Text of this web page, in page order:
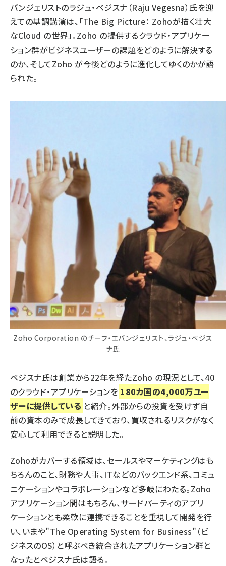
バンジェリストのラジュ・ベジスナ（Raju Vegesna）氏を迎
えての基調講演は、「The Big Picture： Zohoが描く壮大
なCloud の世界」。Zoho の提供するクラウド・アプリケー
ション群がビジネスユーザーの課題をどのように解決する
のか、そしてZoho が今後どのように進化してゆくのかが語
られた。
Zoho Corporation のチーフ・エバンジェリスト、ラジュ・ベジス
ナ氏
ベジスナ氏は創業から22年を経たZoho の現況として、40
のクラウド・アプリケーションを 180カ国の4,000万ユー
ザーに提供している と紹介。外部からの投資を受けず自
前の資本のみで成長してきており、買収されるリスクがなく
安心して利用できると説明した。
Zohoがカバーする領域は、セールスやマーケティングはも
ちろんのこと、財務や人事、ITなどのバックエンド系、コミュ
ニケーションやコラボレーションなど多岐にわたる。Zoho
アプリケーション間はもちろん、サードパーティのアプリ
ケーションとも柔軟に連携できることを重視して開発を行
い、いまや"The Operating System for Business"（ビ
ジネスのOS）と呼ぶべき統合されたアプリケーション群と
なったとベジスナ氏は語る。